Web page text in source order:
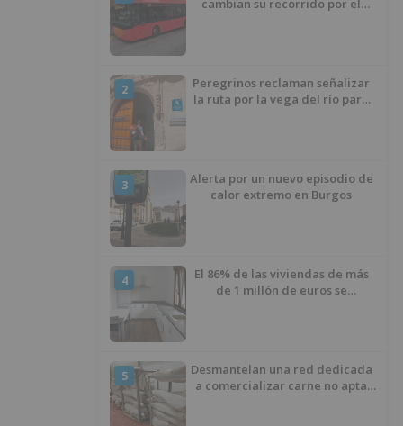
cambian su recorrido por el
2
Peregrinos reclaman señalizar
la ruta por la vega del río para
3
Alerta por un nuevo episodio de
calor extremo en Burgos
4
El 86% de las viviendas de más
de 1 millón de euros se
5
Desmantelan una red dedicada
a comercializar carne no apta